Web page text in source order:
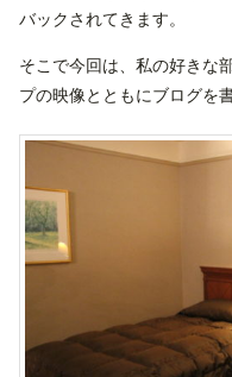
バックされてきます。
そこで今回は、私の好きな
プの映像とともにブログを